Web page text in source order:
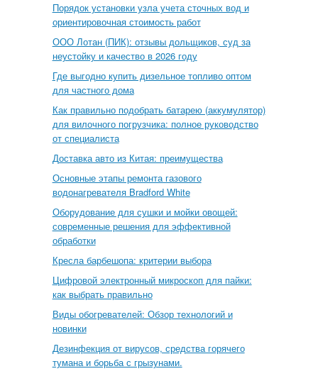
Порядок установки узла учета сточных вод и
ориентировочная стоимость работ
ООО Лотан (ПИК): отзывы дольщиков, суд за
неустойку и качество в 2026 году
Где выгодно купить дизельное топливо оптом
для частного дома
Как правильно подобрать батарею (аккумулятор)
для вилочного погрузчика: полное руководство
от специалиста
Доставка авто из Китая: преимущества
Основные этапы ремонта газового
водонагревателя Bradford White
Оборудование для сушки и мойки овощей:
современные решения для эффективной
обработки
Кресла барбешопа: критерии выбора
Цифровой электронный микроскоп для пайки:
как выбрать правильно
Виды обогревателей: Обзор технологий и
новинки
Дезинфекция от вирусов, средства горячего
тумана и борьба с грызунами.